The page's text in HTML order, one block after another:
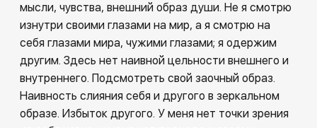
мысли, чувства, внешний образ души. Не я смотрю
изнутри своими глазами на мир, а я смотрю на
себя глазами мира, чужими глазами; я одержим
другим. Здесь нет наивной цельности внешнего и
внутреннего. Подсмотреть свой заочный образ.
Наивность слияния себя и другого в зеркальном
образе. Избыток другого. У меня нет точки зрения